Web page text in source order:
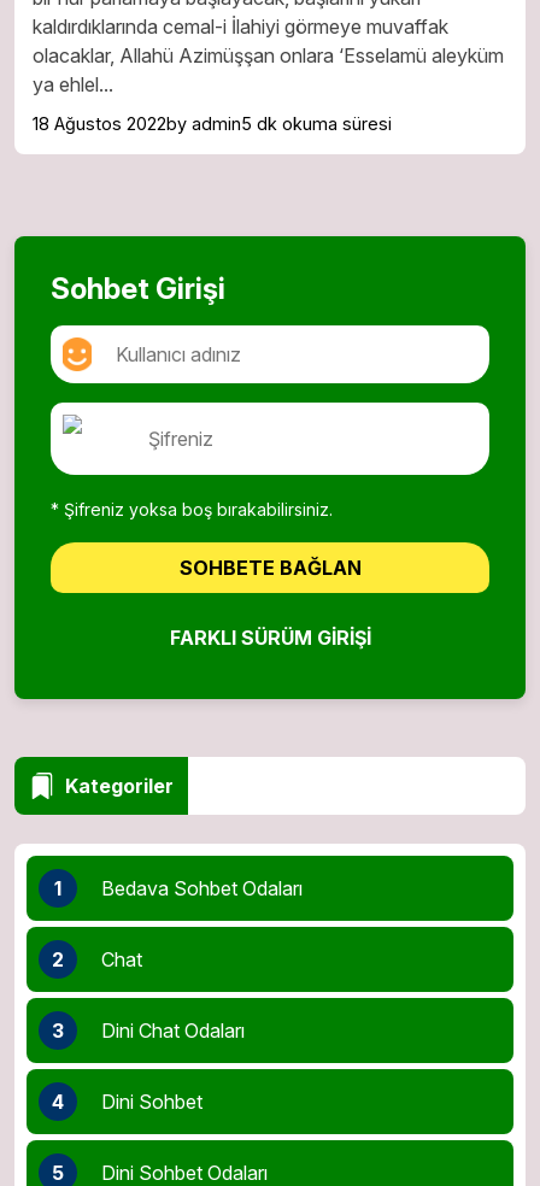
kaldırdıklarında cemal-i İlahiyi görmeye muvaffak
olacaklar, Allahü Azimüşşan onlara ‘Esselamü aleyküm
ya ehlel...
18 Ağustos 2022by admin5 dk okuma süresi
Sohbet Girişi
* Şifreniz yoksa boş bırakabilirsiniz.
SOHBETE BAĞLAN
FARKLI SÜRÜM GIRIŞI
Kategoriler
1 Bedava Sohbet Odaları
2 Chat
3 Dini Chat Odaları
4 Dini Sohbet
5 Dini Sohbet Odaları